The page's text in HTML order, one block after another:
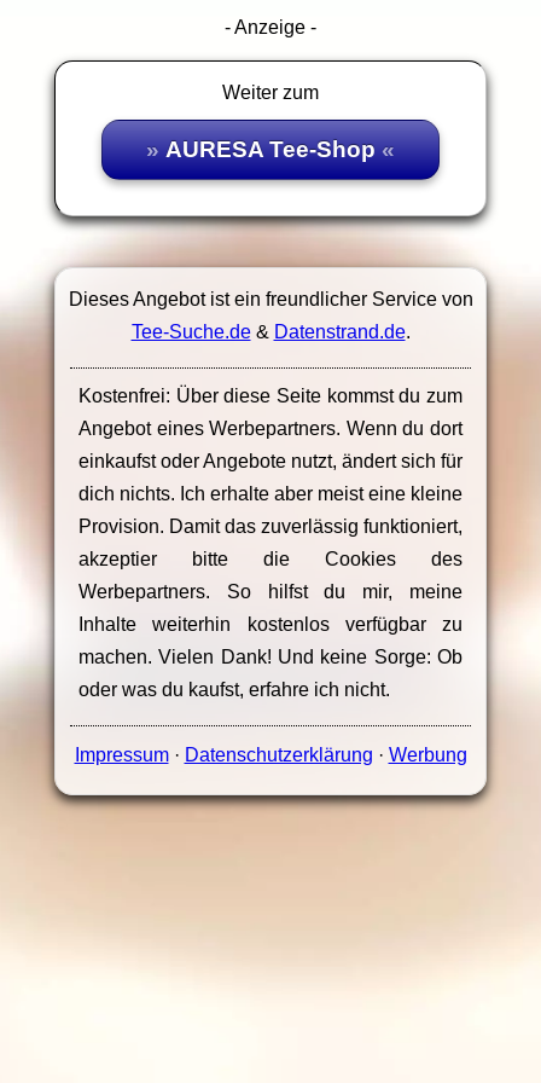
- Anzeige -
Weiter zum
AURESA Tee-Shop
Dieses Angebot ist ein freundlicher Service von
Tee-Suche.de& Datenstrand.de.
Kostenfrei: Über diese Seite kommst du zum
Angebot eines Werbepartners. Wenn du dort
einkaufst oder Angebote nutzt, ändert sich für
dich nichts. Ich erhalte aber meist eine kleine
Provision. Damit das zuverlässig funktioniert,
akzeptier bitte die Cookies des
Werbepartners. So hilfst du mir, meine
Inhalte weiterhin kostenlos verfügbar zu
machen. Vielen Dank! Und keine Sorge: Ob
oder was du kaufst, erfahre ich nicht.
Impressum· Datenschutzerklärung · Werbung